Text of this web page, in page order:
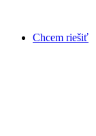
Chcem riešiť